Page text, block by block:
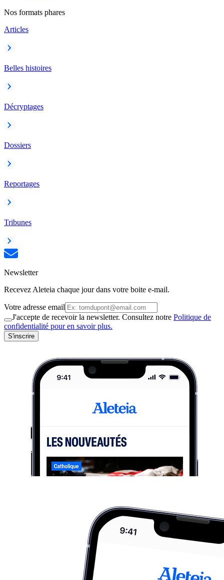
Nos formats phares
Articles
Belles histoires
Décryptages
Dossiers
Reportages
Tribunes
Newsletter
Recevez Aleteia chaque jour dans votre boite e-mail.
Votre adresse email
J'accepte de recevoir la newsletter. Consultez notre Politique de
confidentialité pour en savoir plus.
S'inscrire